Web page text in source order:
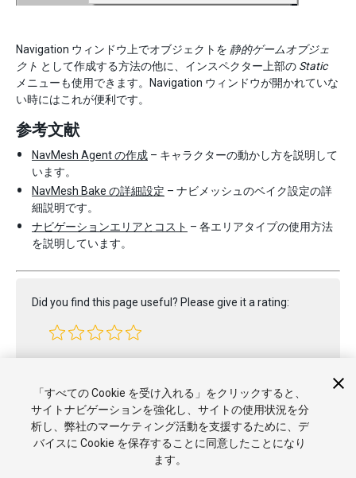
Navigation ウィンドウ上でオブジェクトを 静的ゲームオブジェ
クト として作成する方法の他に、インスペクター上部の Static
メニューも使用できます。Navigation ウィンドウが開かれていな
い時にはこれが便利です。
参考文献
NavMesh Agent の作成 – キャラクターの動かし方を説明して
います。
NavMesh Bake の詳細設定 – ナビメッシュのベイク設定の詳
細説明です。
ナビゲーションエリアとコスト – 各エリアタイプの使用方法
を説明しています。
Did you find this page useful? Please give it a rating:
「すべての Cookie を受け入れる」をクリックすると、
サイトナビゲーションを強化し、サイトの使用状況を分
析し、弊社のマーケティング活動を支援するために、デ
バイスに Cookie を保存することに同意したことになり
ます。